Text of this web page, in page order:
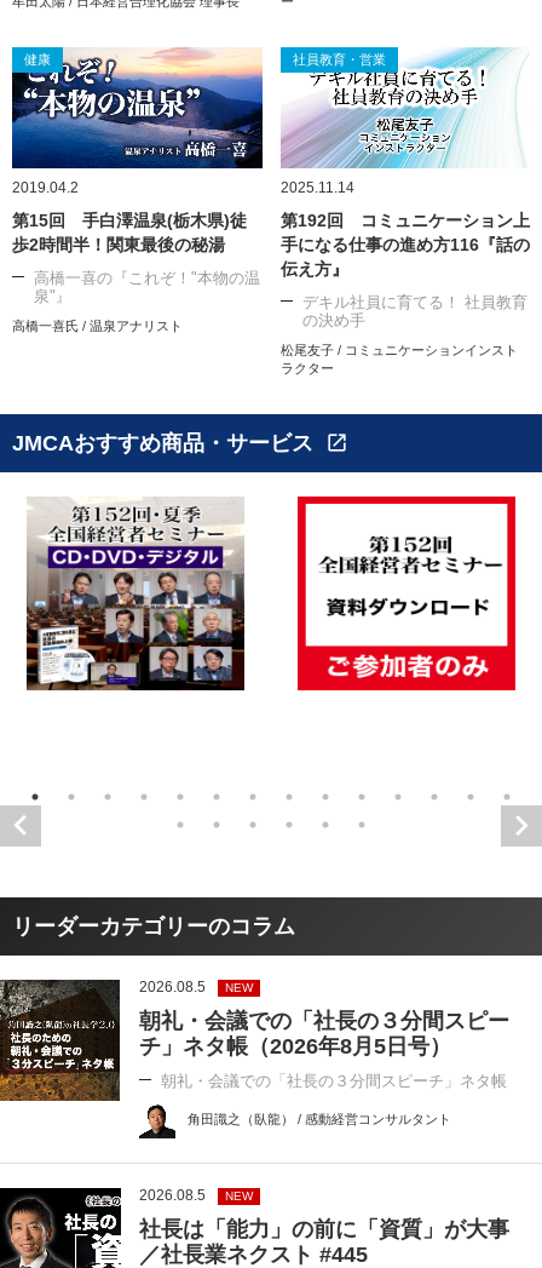
健康
2019.04.2
第15回 手白澤温泉(栃木県)徒
歩2時間半！関東最後の秘湯
高橋一喜の『これぞ！"本物の温
泉"』
高橋一喜氏 / 温泉アナリスト
社員教育・営業
2025.11.14
第192回 コミュニケーション上
手になる仕事の進め方116『話の
伝え方』
デキル社員に育てる！ 社員教育
の決め手
松尾友子 / コミュニケーションインスト
ラクター
JMCAおすすめ商品・サービス open_in_new
リーダーカテゴリーのコラム
2026.08.5 NEW
朝礼・会議での「社長の３分間スピー
チ」ネタ帳（2026年8月5日号）
朝礼・会議での「社長の３分間スピーチ」ネタ帳
角田識之（臥龍） / 感動経営コンサルタント
2026.08.5 NEW
社長は「能力」の前に「資質」が大事
／社長業ネクスト #445